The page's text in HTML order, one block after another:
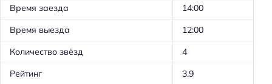
Номер и удобства на первом этаже
Парковка
Бесплатная
Парковка
Время заезда
14:00
Время выезда
12:00
Количество звёзд
4
Рейтинг
3.9